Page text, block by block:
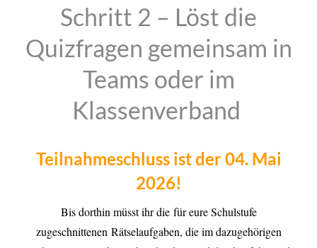
Schritt 2 – Löst die
Quizfragen gemeinsam in
Teams oder im
Klassenverband
Teilnahmeschluss ist der 04. Mai
2026!
Bis dorthin müsst ihr diefür eure Schulstufe
zugeschnittenen Rätselaufgaben, die im dazugehörigen